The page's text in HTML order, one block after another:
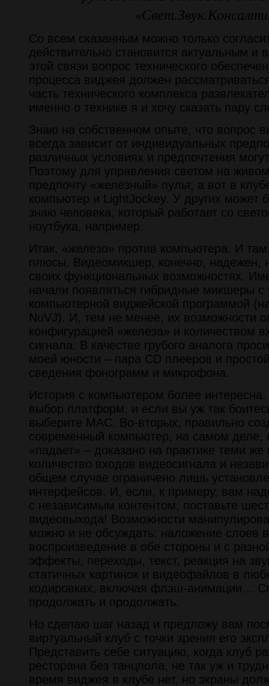
Со всем сказанным можно только
действительно становится актуальным и
этой связи вопрос технического
процесса виджея должен
часть технического комплекса
именно о технике я и хочу сказать пару
Знаю на собственном опыте, что вопрос
всегда зависит от индивидуальных
различных условиях и предпочтения
Поэтому для управления светом на
предпочту «железный» пульт, а вот в
компьютер и LightJockey. У других может
знаю человека, который работает со
ноутбука, например.
Итак, «железо» против компьютера. И
плюсы. Видеомикшер, конечно, надежен,
своих функциональных возможностях.
начали появляться гибридные микшеры с
компьютерной виджейской программой
NuVJ). И, тем не менее, их возможности
конфигурацией «железа» и количеством
сигнала. В качестве грубого аналога
моей юности – пара CD плееров и
сведения фонограмм и микрофона.
История с компьютером более
выбор платформ, и если вы уж так
выберите МАС. Во-вторых, правильно
современный компьютер, на самом деле,
«падает» – доказано на практике теми
количество входов видеосигнала и
общем случае ограничено лишь
интерфейсов. И, если, к примеру, вам
с независимым контентом, поставьте
видеовыхода! Возможности
можно и не обсуждать: наложение слоев
воспроизведение в обе стороны и с
эффекты, переходы, текст, реакция на
статичных картинок и видеофайлов в
кодировках, включая флэш-анимации…
продолжать и продолжать.
Но сделаю шаг назад и предложу вам
виртуальный клуб с точки зрения его
Представить себе ситуацию, когда клуб
ресторана без танцпола, не так уж и
время виджея в клубе нет, но экраны